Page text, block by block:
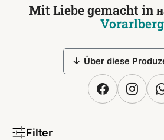
Mit Liebe gemacht in
Vorarlberg
Über diese
Filter